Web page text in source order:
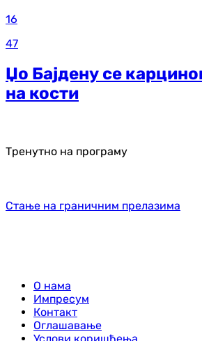
16
47
Џо Бајдену се
на кости
Тренутно на програму
Стање на граничним прелазима
О нама
Импресум
Контакт
Оглашавање